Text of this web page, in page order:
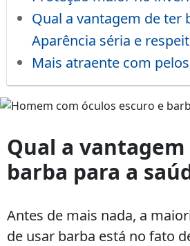
Qual a vantagem de ter
Aparência séria e
Mais atraente com
com
óculos
escuro
Qual a
barba para a
Antes de mais nada, a
de usar barba está no fato